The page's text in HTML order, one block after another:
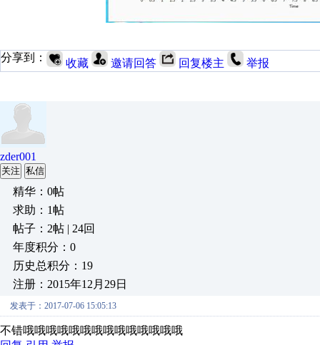
分享到： 收藏 邀请回答 回复楼主 举报
zder001
关注 私信
精华：0帖
求助：1帖
帖子：2帖 | 24回
年度积分：0
历史总积分：19
注册：2015年12月29日
发表于：2017-07-06 15:05:13
不错哦哦哦哦哦哦哦哦哦哦哦哦哦哦